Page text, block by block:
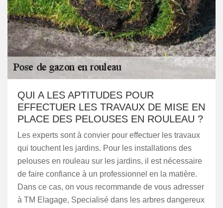
QUI A LES APTITUDES POUR
EFFECTUER LES TRAVAUX DE MISE EN
PLACE DES PELOUSES EN ROULEAU ?
Les experts sont à convier pour effectuer les travaux
qui touchent les jardins. Pour les installations des
pelouses en rouleau sur les jardins, il est nécessaire
de faire confiance à un professionnel en la matière.
Dans ce cas, on vous recommande de vous adresser
à TM Elagage, Specialisé dans les arbres dangereux